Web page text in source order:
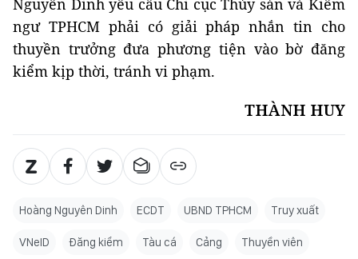
Nguyên Dinh yêu cầu Chi cục Thủy sản và Kiểm
ngư TPHCM phải có giải pháp nhắn tin cho
thuyền trưởng đưa phương tiện vào bờ đăng
kiểm kịp thời, tránh vi phạm.
THÀNH HUY
Hoàng Nguyên Dinh ECDT UBND TPHCM Truy xuất
VNeID Đăng kiểm Tàu cá Cảng Thuyền viên